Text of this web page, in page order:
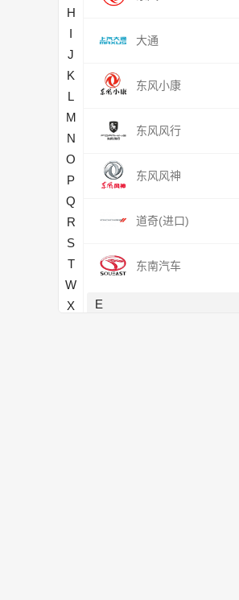
H
I
J
K
L
M
N
O
P
Q
R
S
T
W
X
大通
东风小康
东风风行
东风风神
道奇(进口)
东南汽车
E